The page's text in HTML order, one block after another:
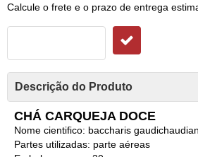
Calcule o frete e o prazo de entrega
Descrição do Produto
CHÁ CARQUEJA DOCE
Nome cientifico: baccharis
Partes utilizadas: parte aéreas